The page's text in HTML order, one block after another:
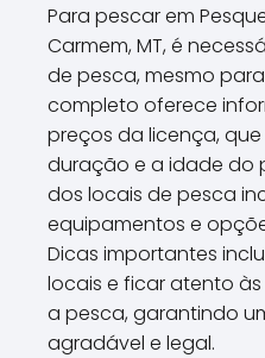
Para pescar em
Carmem, MT, é
de pesca, mesmo
completo oferece
preços da licença,
duração e a idade do
dos locais de pesca
equipamentos e
Dicas importantes
locais e ficar atento
a pesca, garantindo
agradável e legal.